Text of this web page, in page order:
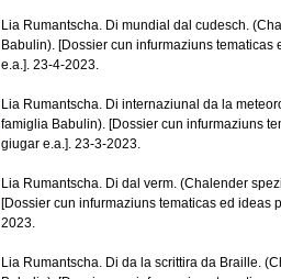
Lia Rumantscha. Di mundial dal cudesch.
Babulin). [Dossier cun infurmaziuns
e.a.]. 23-4-2023.
Lia Rumantscha. Di internaziunal da la
famiglia Babulin). [Dossier cun infurmaziuns
giugar e.a.]. 23-3-2023.
Lia Rumantscha. Di dal verm. (Chalender
[Dossier cun infurmaziuns tematicas ed ideas
2023.
Lia Rumantscha. Di da la scrittira da Braille.